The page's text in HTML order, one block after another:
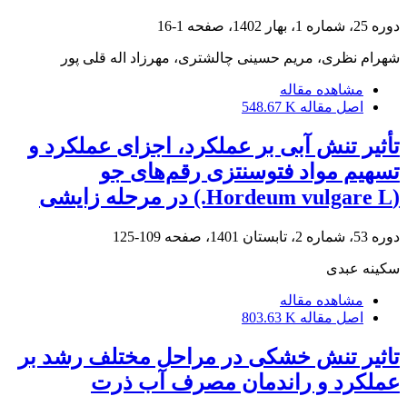
دوره 25، شماره 1، بهار 1402، صفحه 1-16
شهرام نظری، مریم حسینی چالشتری، مهرزاد اله قلی پور
مشاهده مقاله
اصل مقاله 548.67 K
تأثیر تنش آبی بر عملکرد، اجزای عملکرد و
تسهیم مواد فتوسنتزی رقم‌های جو
(Hordeum vulgare L.) در مرحله زایشی
دوره 53، شماره 2، تابستان 1401، صفحه 109-125
سکینه عبدی
مشاهده مقاله
اصل مقاله 803.63 K
تاثیر تنش خشکی در مراحل مختلف رشد بر
عملکرد و راندمان مصرف آب ذرت